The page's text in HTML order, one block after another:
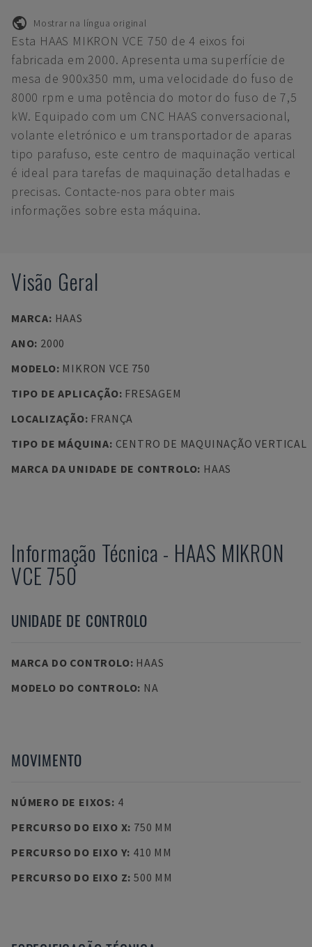
Mostrar na língua original
Esta HAAS MIKRON VCE 750 de 4 eixos foi
fabricada em 2000. Apresenta uma superfície de
mesa de 900x350 mm, uma velocidade do fuso de
8000 rpm e uma potência do motor do fuso de 7,5
kW. Equipado com um CNC HAAS conversacional,
volante eletrónico e um transportador de aparas
tipo parafuso, este centro de maquinação vertical
é ideal para tarefas de maquinação detalhadas e
precisas. Contacte-nos para obter mais
informações sobre esta máquina.
Visão Geral
MARCA: HAAS
ANO: 2000
MODELO: MIKRON VCE 750
TIPO DE APLICAÇÃO: FRESAGEM
LOCALIZAÇÃO: FRANÇA
TIPO DE MÁQUINA: CENTRO DE MAQUINAÇÃO VERTICAL
MARCA DA UNIDADE DE CONTROLO: HAAS
Informação Técnica - HAAS MIKRON
VCE 750
UNIDADE DE CONTROLO
MARCA DO CONTROLO: HAAS
MODELO DO CONTROLO: NA
MOVIMENTO
NÚMERO DE EIXOS: 4
PERCURSO DO EIXO X: 750 MM
PERCURSO DO EIXO Y: 410 MM
PERCURSO DO EIXO Z: 500 MM